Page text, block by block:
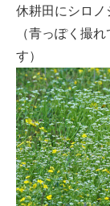
休耕田にシロノ
（青っぽく撮
す）